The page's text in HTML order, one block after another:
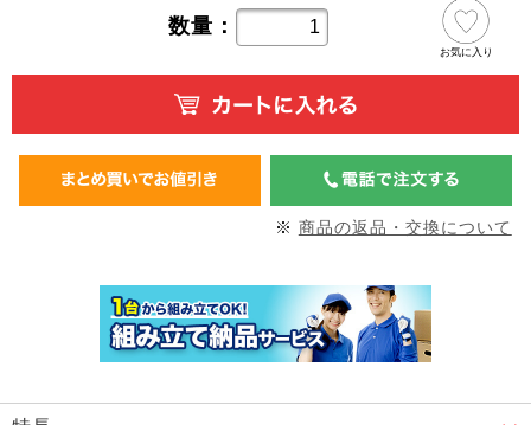
数量：
お気に入り
※ 商品の返品・交換について